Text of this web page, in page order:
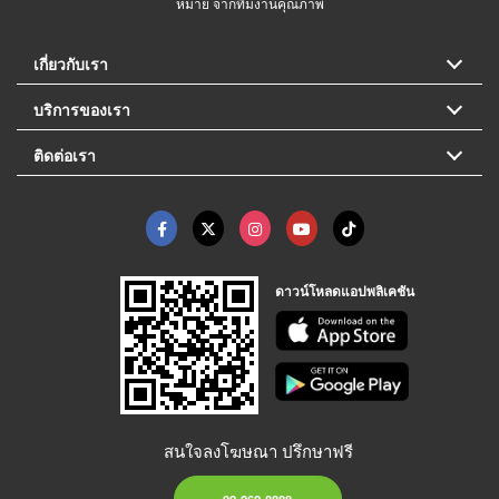
เกี่ยวกับเรา
บริการของเรา
ติดต่อเรา
ดาวน์โหลดแอปพลิเคชัน
สนใจลงโฆษณา ปรึกษาฟรี